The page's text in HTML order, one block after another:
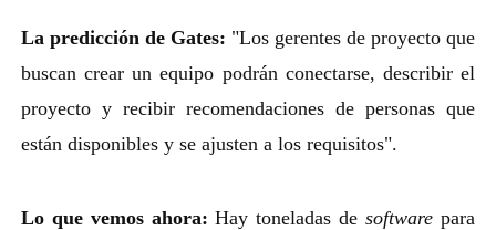
La predicción de Gates: "Los gerentes de proyecto que
buscan crear un equipo podrán conectarse, describir el
proyecto y recibir recomendaciones de personas que
están disponibles y se ajusten a los requisitos".
Lo que vemos ahora: Hay toneladas desoftware para